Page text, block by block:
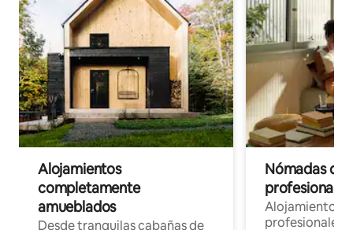
Alojamientos
completamente
amueblados
Desde tranquilas cabañas de
Nómadas
Alojamientos
profesionales